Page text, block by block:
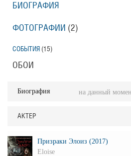
БИОГРАФИЯ
ФОТОГРАФИИ (2)
СОБЫТИЯ (15)
ОБОИ
Биография на данный
АКТЕР
Призраки Элоиз (2017)
Eloise